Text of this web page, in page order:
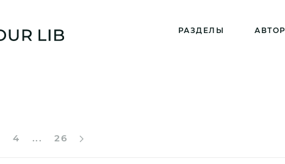
РАЗДЕЛЫ
4 ... 26